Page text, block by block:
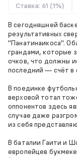
Ставка: 61 (1%)
В сегодняшней
результативных
"Панатинаикоса".
грандами, которые
очков, что должны
последний — счёт в
В поединке
верховой тотал
оппонентов здесь
случае даже
из себя
В баталии Гаити и
европейцев